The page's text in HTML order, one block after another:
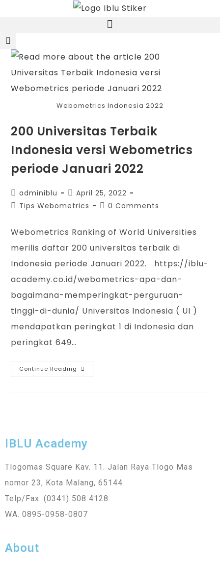
Webometrics Indonesia 2022
200 Universitas Terbaik
Indonesia versi Webometrics
periode Januari 2022
adminiblu
April 25, 2022
Tips Webometrics
0 Comments
Webometrics Ranking of World Universities
merilis daftar 200 universitas terbaik di
Indonesia periode Januari 2022. https://iblu-
academy.co.id/webometrics-apa-dan-
bagaimana-memperingkat-perguruan-
tinggi-di-dunia/ Universitas Indonesia ( UI )
mendapatkan peringkat 1 di Indonesia dan
peringkat 649…
Continue Reading
IBLU Academy
Tlogomas Square Kav. 11. Jalan Raya Tlogo Mas
nomor 23, Kota Malang, 65144
Telp/Fax. (0341) 508 4128
WA. 0895-0958-0807
About